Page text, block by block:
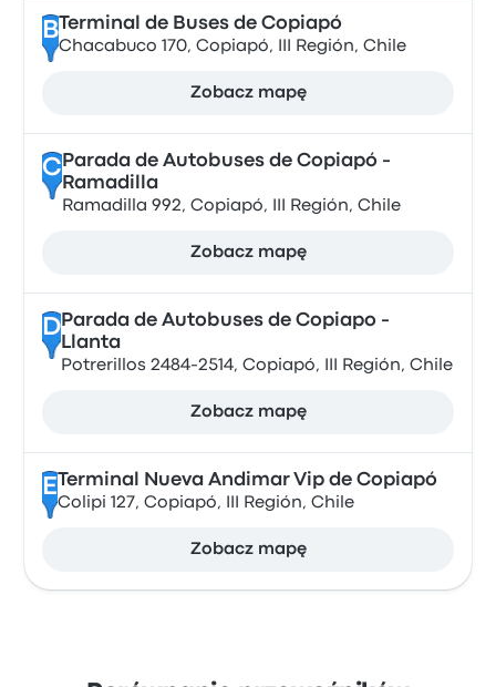
B Terminal de Buses de Copiapó
Chacabuco 170, Copiapó, III Región, Chile
Zobacz mapę
CParada de Autobuses de Copiapó -
Ramadilla
Ramadilla 992, Copiapó, III Región, Chile
Zobacz mapę
DParada de Autobuses de Copiapo -
Llanta
Potrerillos 2484-2514, Copiapó, III Región, Chile
Zobacz mapę
E Terminal Nueva Andimar Vip de Copiapó
Colipi 127, Copiapó, III Región, Chile
Zobacz mapę